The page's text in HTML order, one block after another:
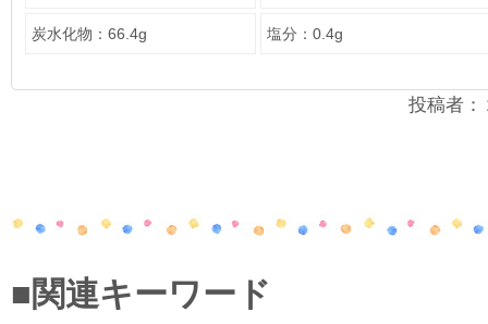
炭水化物：66.4g 塩分：0.4g
投稿者
■関連キーワード